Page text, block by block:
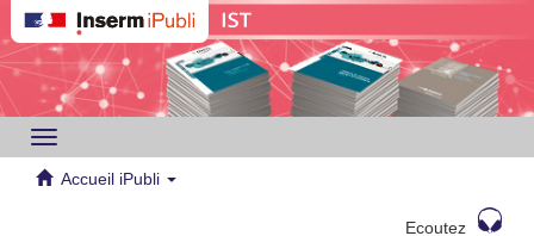
Toggle
navigation
Accueil iPubli
Ecoutez